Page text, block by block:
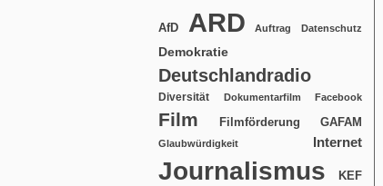
AfD ARD Auftrag Datenschutz
Demokratie
Deutschlandradio
Diversität Dokumentarfilm Facebook
Film Filmförderung GAFAM
Glaubwürdigkeit Internet
Journalismus KEF